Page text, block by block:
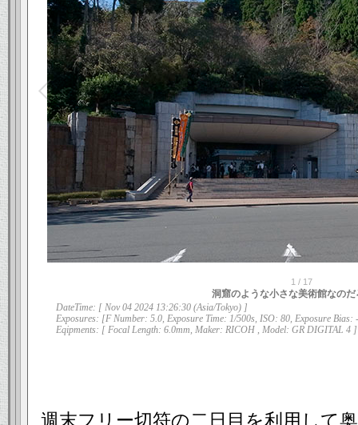
1 / 17
洞窟のような小さな美術館なのだ
DateTime: [ Nov 04 2024 13:26:30 (Asia/Tokyo) ]
Exposures: [F Number: 5.0, Exposure Time: 1/500s, ISO: 80, Exposure Bias:
Eqipments: [ Focal Length: 6.0mm, Maker: RICOH , Model: GR DIGITAL 4 ]
週末フリー切符の二日目を利用して